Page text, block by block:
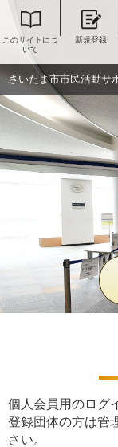
このサイトにつ
いて
新規登録
さいたま市市民活動サ
個人会員用のログ
登録団体の方は管
さい。